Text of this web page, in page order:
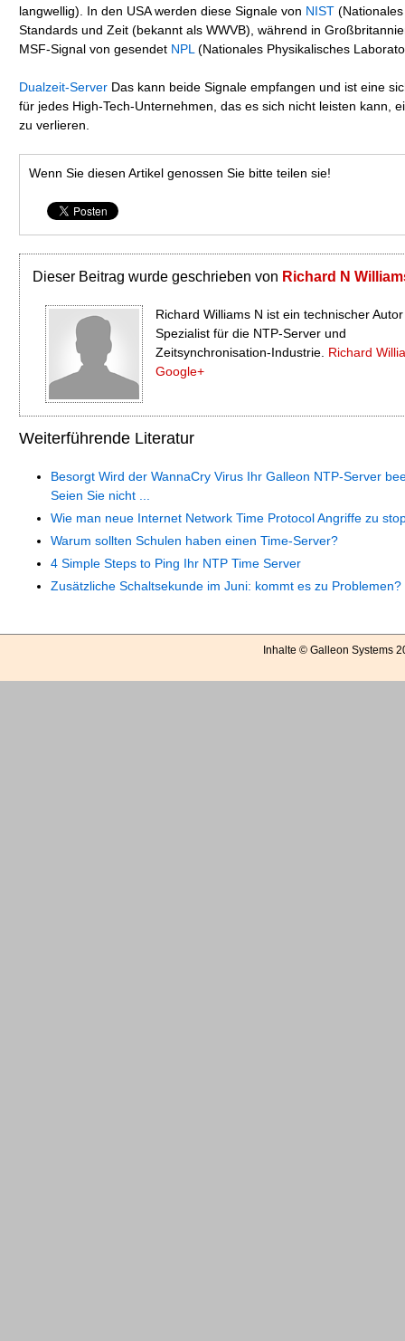
langwellig). In den USA werden diese Signale von NIST
Standards und Zeit (bekannt als WWVB), während in
MSF-Signal von gesendet NPL (Nationales Physikalisches
Dualzeit-Server Das kann beide Signale empfangen und ist eine
für jedes High-Tech-Unternehmen, das es sich nicht leisten kann,
zu verlieren.
Wenn Sie diesen Artikel genossen Sie bitte teilen sie!
Dieser Beitrag wurde geschrieben von Richard N
Richard Williams N ist ein technischer
Spezialist für die NTP-Server und
Zeitsynchronisation-Industrie. Richard
Google+
Weiterführende Literatur
Besorgt Wird der WannaCry Virus Ihr Galleon NTP-Server
Seien Sie nicht ...
Wie man neue Internet Network Time Protocol Angriffe zu
Warum sollten Schulen haben einen Time-Server?
4 Simple Steps to Ping Ihr NTP Time Server
Zusätzliche Schaltsekunde im Juni: kommt es zu Problemen?
Inhalte © Galleon Systems